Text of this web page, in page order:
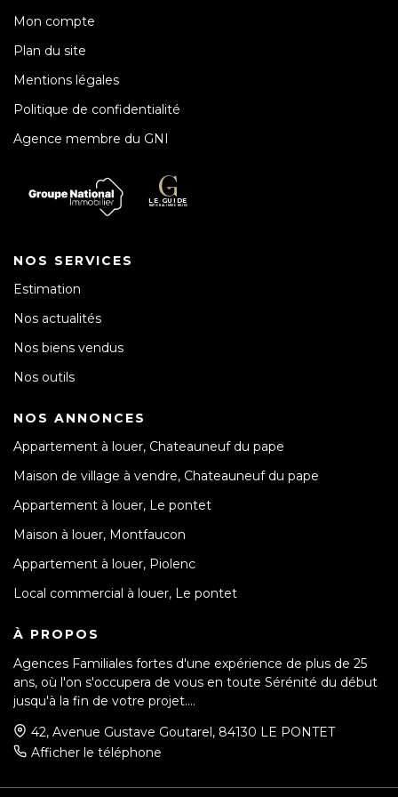
Mon compte
Plan du site
Mentions légales
Politique de confidentialité
Agence membre du GNI
NOS SERVICES
Estimation
Nos actualités
Nos biens vendus
Nos outils
NOS ANNONCES
Appartement à louer, Chateauneuf du pape
Maison de village à vendre, Chateauneuf du pape
Appartement à louer, Le pontet
Maison à louer, Montfaucon
Appartement à louer, Piolenc
Local commercial à louer, Le pontet
À PROPOS
Agences Familiales fortes d'une expérience de plus de 25
ans, où l'on s'occupera de vous en toute Sérénité du début
jusqu'à la fin de votre projet....
42, Avenue Gustave Goutarel, 84130 LE PONTET
Afficher le téléphone